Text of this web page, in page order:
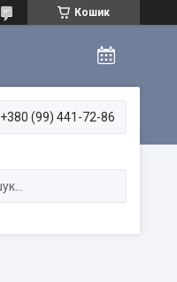
Кошик
+380 (99) 441-72-86